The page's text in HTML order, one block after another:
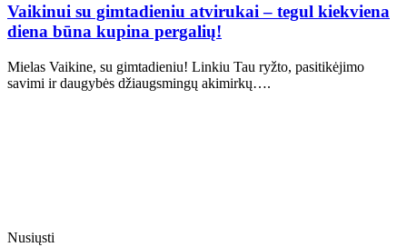
Vaikinui su gimtadieniu atvirukai – tegul kiekviena
diena būna kupina pergalių!
Mielas Vaikine, su gimtadieniu! Linkiu Tau ryžto, pasitikėjimo
savimi ir daugybės džiaugsmingų akimirkų….
Nusiųsti